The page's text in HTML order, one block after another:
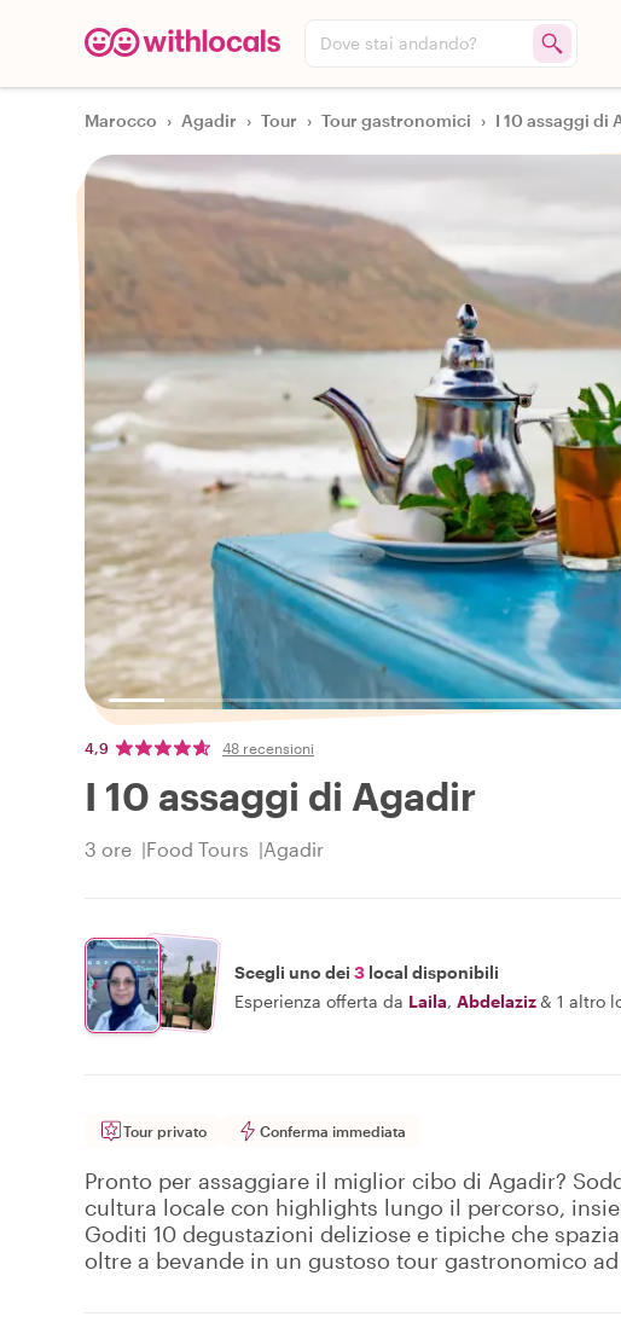
Dove stai andando?
Marocco › Agadir › Tour › Tour gastronomici › I 10 assaggi di
4,9 48 recensioni
I 10 assaggi di Agadir
3 ore Food Tours Agadir
Scegli uno dei 3 local disponibili
Esperienza offerta da Laila, Abdelaziz& 1 altro
Tour privato Conferma immediata
Pronto per assaggiare il miglior cibo di Agadir?
cultura locale con highlights lungo il percorso,
Goditi 10 degustazioni deliziose e tipiche che
oltre a bevande in un gustoso tour gastronomico